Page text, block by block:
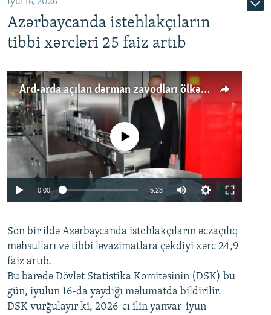
Azərbaycanda istehlakçıların
tibbi xərcləri 25 faiz artıb
Ard-arda açılan dərman zavodları ölkənin tələbatını ödəyirmi?
Auto 240p 360p 480p
720p 1080p
No media source currently available
0:00 5:23
360p
480p
720p
1080p
Son bir ildə Azərbaycanda istehlakçıların əczaçılıq
məhsulları və tibbi ləvazimatlara çəkdiyi xərc 24,9
faiz artıb.
Bu barədə Dövlət Statistika Komitəsinin (DSK) bu
gün, iyulun 16-da yaydığı məlumatda bildirilir.
DSK vurğulayır ki, 2026-cı ilin yanvar-iyun